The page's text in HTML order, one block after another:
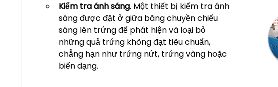
Kiểm tra ánh sáng. Một thiết bị kiểm tra ánh
sáng được đặt ở giữa băng chuyền chiếu
sáng lên trứng để phát hiện và loại bỏ
những quả trứng không đạt tiêu chuẩn,
chẳng hạn như trứng nứt, trứng vàng hoặc
biến dạng.